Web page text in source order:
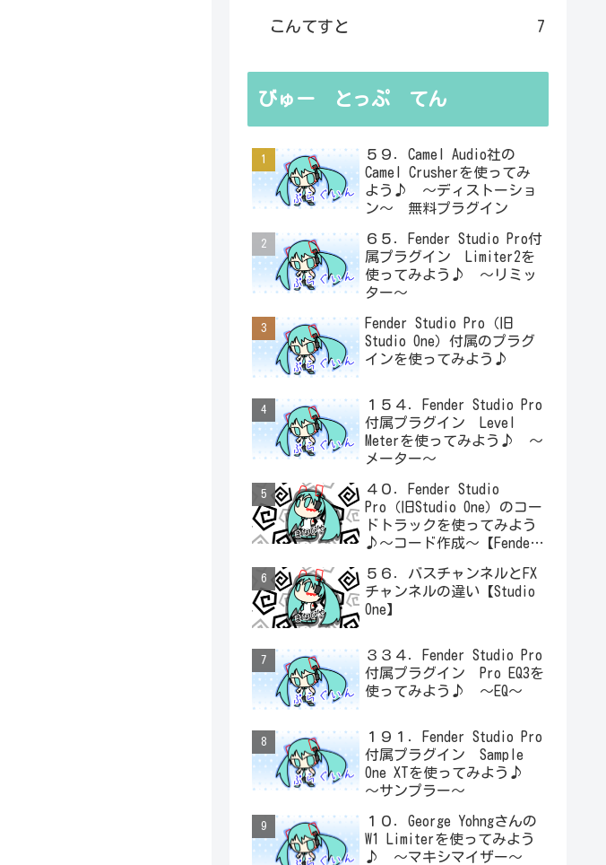
こんてすと 7
びゅー とっぷ てん
５９．Camel Audio社の
Camel Crusherを使ってみ
よう♪ ～ディストーショ
ン～ 無料プラグイン
６５．Fender Studio Pro付
属プラグイン Limiter2を
使ってみよう♪ ～リミッ
ター～
Fender Studio Pro（旧
Studio One）付属のプラグ
インを使ってみよう♪
１５４．Fender Studio Pro
付属プラグイン Level
Meterを使ってみよう♪ ～
メーター～
４０．Fender Studio
Pro（旧Studio One）のコー
ドトラックを使ってみよう
♪～コード作成～【Fender
５６．バスチャンネルとFX
チャンネルの違い【Studio
One】
３３４．Fender Studio Pro
付属プラグイン Pro EQ3を
使ってみよう♪ ～EQ～
１９１．Fender Studio Pro
付属プラグイン Sample
One XTを使ってみよう♪
～サンプラー～
１０．George Yohngさんの
W1 Limiterを使ってみよう
♪ ～マキシマイザー～